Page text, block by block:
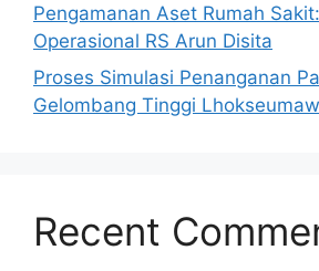
Pengamanan Aset Rumah
Operasional RS Arun Disita
Proses Simulasi Penanganan
Gelombang Tinggi
Recent